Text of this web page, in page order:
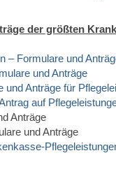
der größten
– Formulare und
und Anträge
und Anträge für
auf
Anträge
und Anträge